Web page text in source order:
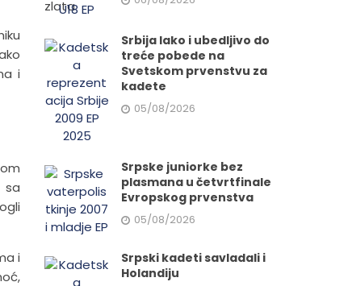
i
sa
i
Srbija lako i ubedljivo do
treće pobede na
Svetskom prvenstvu za
kadete
05/08/2026
Srpske juniorke bez
plasmana u četvrtfinale
Evropskog prvenstva
05/08/2026
Srpski kadeti savladali i
Holandiju